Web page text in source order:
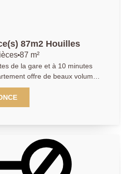
87m2 Houilles
87 m²
de la gare et à 10 minutes
offre de beaux volumes
Il se compose d'une
séjour ouvrant sur un balcon,
aménagée et équipée, d'un
pour un montant de
places de parking. Agence